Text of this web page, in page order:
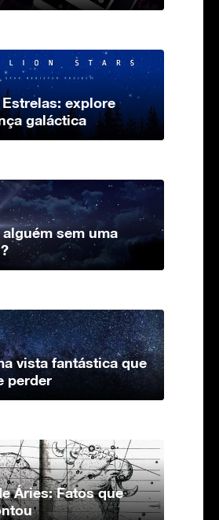
explore
galáctica
sem uma
vista fantástica que
perder
Áries: Fatos que